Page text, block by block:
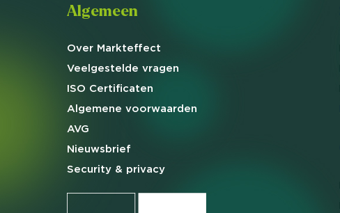
Algemeen
Over Markteffect
Veelgestelde vragen
ISO Certificaten
Algemene voorwaarden
AVG
Nieuwsbrief
Security & privacy